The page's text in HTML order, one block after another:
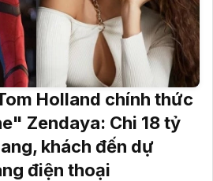
Holland chính thức
Zendaya: Chi 18 tỷ
khách đến dự
điện thoại